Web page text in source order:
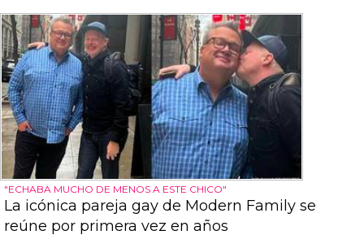
"ECHABA MUCHO DE MENOS A ESTE CHICO"
La icónica pareja gay de Modern Family se
reúne por primera vez en años